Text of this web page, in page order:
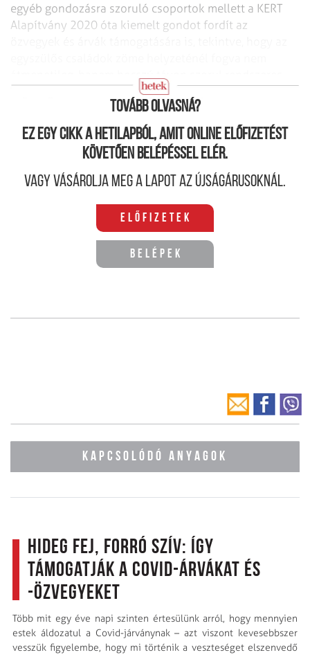
egyéb gondozásra szoruló csoportok mellett a KERT
Alapítvány 2020 óta kiemelt gondot fordít az
segítségre, és nem csak anyagi szempontból.
Tovább olvasná?
Ez egy cikk a hetilapból, amit online előfizetést
követően belépéssel elér.
Vagy vásárolja meg a lapot az újságárusoknál.
Előfizetek
Belépek
KAPCSOLÓDÓ ANYAGOK
Hideg fej, forró szív: így
támogatják a Covid-árvákat és
-özvegyeket
Több mit egy éve napi szinten értesülünk arról, hogy mennyien
estek áldozatul a Covid-járványnak – azt viszont kevesebbszer
vesszük figyelembe, hogy mi történik a veszteséget elszenvedő